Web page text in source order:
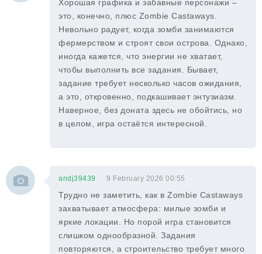
Хорошая графика и забавные персонажи –
это, конечно, плюс Zombie Castaways.
Невольно радует, когда зомби занимаются
фермерством и строят свои острова. Однако,
иногда кажется, что энергии не хватает,
чтобы выполнить все задания. Бывает,
задание требует несколько часов ожидания,
а это, откровенно, подкашивает энтузиазм.
Наверное, без доната здесь не обойтись, но
в целом, игра остаётся интересной.
andj39439 9 February 2026 00:55
Трудно не заметить, как в Zombie Castaways
захватывает атмосфера: милые зомби и
яркие локации. Но порой игра становится
слишком однообразной. Задания
повторяются, а строительство требует много